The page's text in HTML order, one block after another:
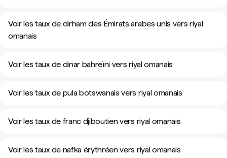
Voir les taux de dirham des Émirats arabes unis vers riyal
omanais
Voir les taux de dinar bahreïni vers riyal omanais
Voir les taux de pula botswanais vers riyal omanais
Voir les taux de franc djiboutien vers riyal omanais
Voir les taux de nafka érythréen vers riyal omanais